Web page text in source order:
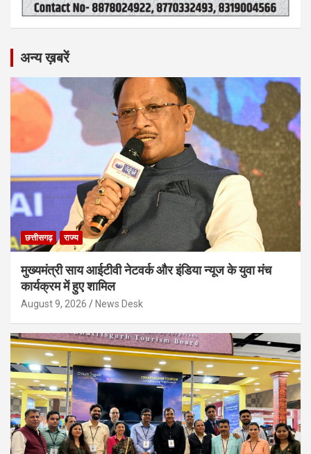
अन्य ख़बरें
छत्तीसगढ़ राज्य
मुख्यमंत्री साय आईटीवी नेटवर्क और इंडिया न्यूज के युवा मंच
कार्यक्रम में हुए शामिल
August 9, 2026 News Desk